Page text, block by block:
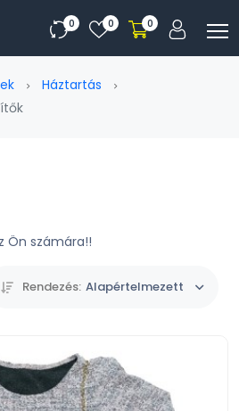
0 0 0
Háztartás
Ön számára!!
Rendezés: Alapértelmezett